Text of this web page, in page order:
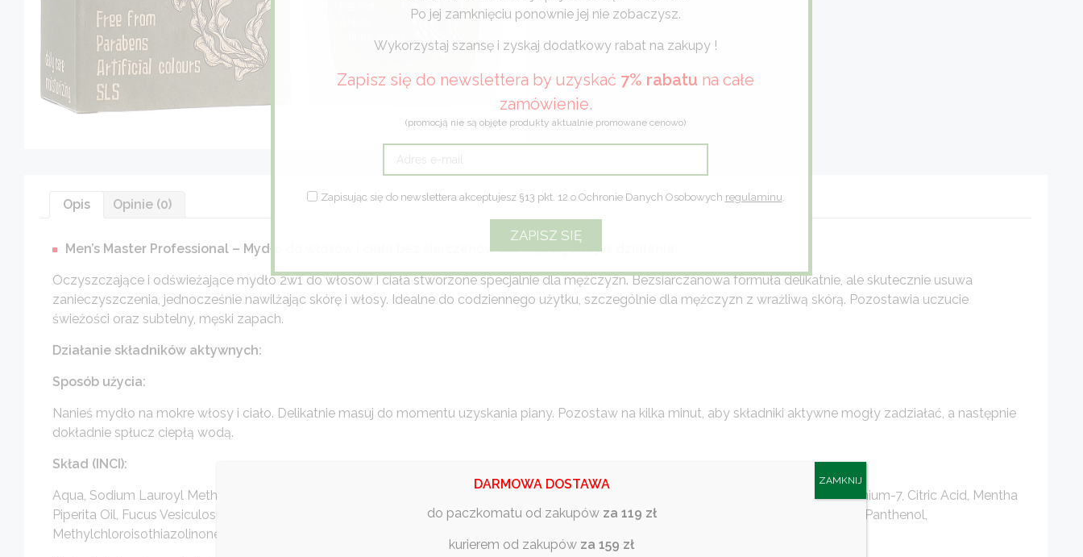
Opis Opinie (0)
Men’s Master Professional – Mydło do włosów i ciała bez siarczanów dla mężczyznOpis działania:
Oczyszczające i odświeżające mydło 2w1 do włosów i ciała stworzone specjalnie dla mężczyzn. Bezsiarczanowa formuła delikatnie, ale skutecznie usuwa
zanieczyszczenia, jednocześnie nawilżając skórę i włosy. Idealne do codziennego użytku, szczególnie dla mężczyzn z wrażliwą skórą. Pozostawia uczucie
świeżości oraz subtelny, męski zapach.
Działanie składników aktywnych:
Sposób użycia:
Nanieś mydło na mokre włosy i ciało. Delikatnie masuj do momentu uzyskania piany. Pozostaw na kilka minut, aby składniki aktywne mogły zadziałać, a następnie
dokładnie spłucz ciepłą wodą.
Skład (INCI):
Aqua, Sodium Lauroyl Methyl Isethionate, Cocamidopropyl Betaine, Lauryl Glucoside, Styrene/Acrylates Copolymer, Parfum, Polyquaternium-7, Citric Acid, Mentha
Piperita Oil, Fucus Vesiculosus Extract, Propylene Glycol, Diazolidinyl Urea, Allantoin, Melaleuca Alternifolia Leaf Extract, Phenoxyethanol, Panthenol,
Methylchloroisothiazolinone, Methylisothiazolinone.
Po jej zamknięciu ponownie jej nie zobaczysz.
Wykorzystaj szansę i zyskaj dodatkowy rabat na zakupy !
Zapisz się do newslettera by uzyskać 7% rabatu na całe
zamówienie.
(promocją nie są objęte produkty aktualnie promowane cenowo)
Zapisując się do newslettera akceptujesz §13 pkt. 12 o Ochronie Danych Osobowych regulaminu.
DARMOWA DOSTAWA
do paczkomatu od zakupów za 119 zł
kurierem od zakupów za 159 zł
ZAMKNIJ